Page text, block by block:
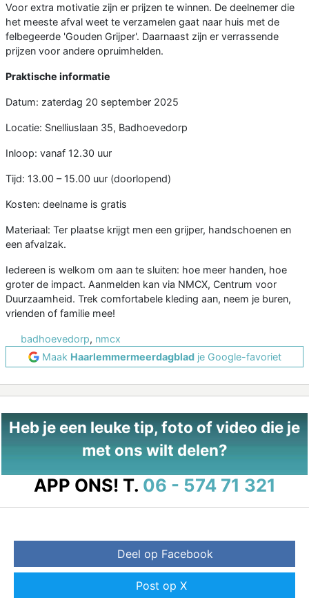
Voor extra motivatie zijn er prijzen te winnen. De deelnemer die
het meeste afval weet te verzamelen gaat naar huis met de
felbegeerde 'Gouden Grijper'. Daarnaast zijn er verrassende
prijzen voor andere opruimhelden.
Praktische informatie
Datum: zaterdag 20 september 2025
Locatie: Snelliuslaan 35, Badhoevedorp
Inloop: vanaf 12.30 uur
Tijd: 13.00 – 15.00 uur (doorlopend)
Kosten: deelname is gratis
Materiaal: Ter plaatse krijgt men een grijper, handschoenen en
een afvalzak.
Iedereen is welkom om aan te sluiten: hoe meer handen, hoe
groter de impact. Aanmelden kan via NMCX, Centrum voor
Duurzaamheid. Trek comfortabele kleding aan, neem je buren,
vrienden of familie mee!
badhoevedorp, nmcx
Maak Haarlemmermeerdagbladje Google-favoriet
Heb je een leuke tip, foto of video die je
met ons wilt delen?
APP ONS! T. 06 - 574 71 321
Deel op Facebook
Post op X